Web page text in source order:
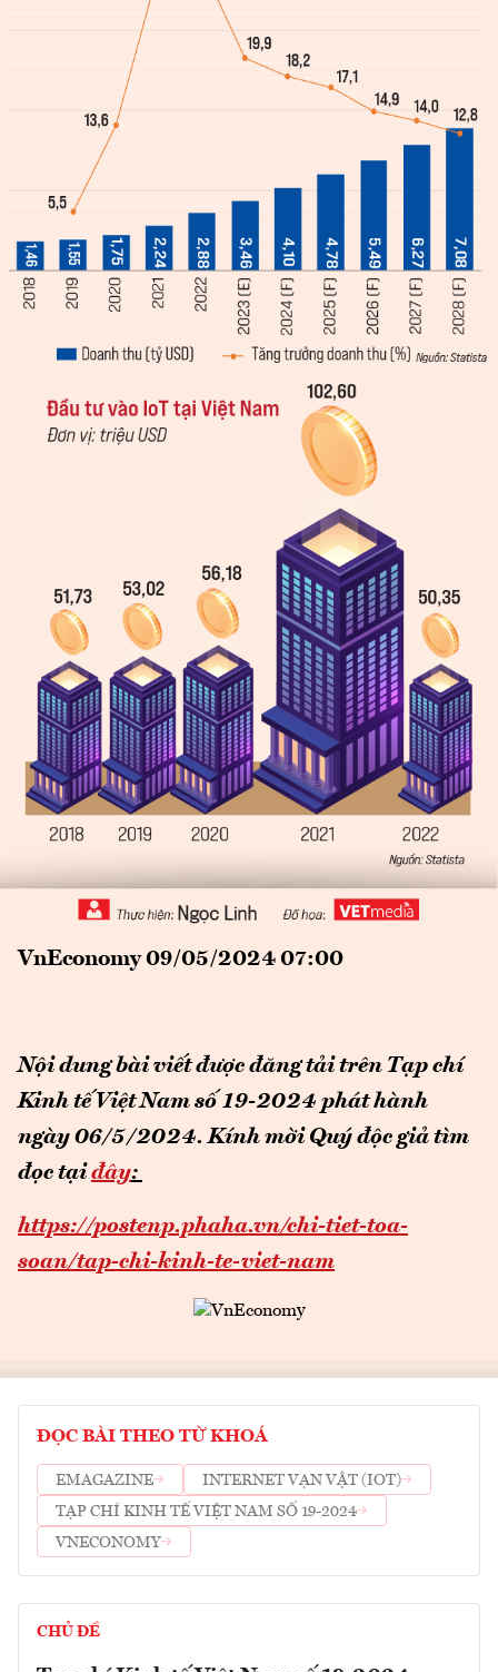
VnEconomy 09/05/2024 07:00
Nội dung bài viết được đăng tải trên Tạp chí
Kinh tế Việt Nam số 19-2024 phát hành
ngày 06/5/2024.Kính mời Quý độc giả tìm
đọc tại đây:
https://postenp.phaha.vn/chi-tiet-toa-
soan/tap-chi-kinh-te-viet-nam
ĐỌC BÀI THEO TỪ KHOÁ
EMAGAZINE
INTERNET VẠN VẬT (IOT)
TẠP CHÍ KINH TẾ VIỆT NAM SỐ 19-2024
VNECONOMY
CHỦ ĐỀ